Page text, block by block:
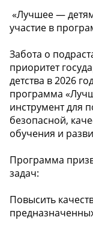
«Лучшее —
участие в
Забота о
приоритет
детства в 2026
программа
инструмент для
безопасной,
обучения и
Программа
задач:
Повысить